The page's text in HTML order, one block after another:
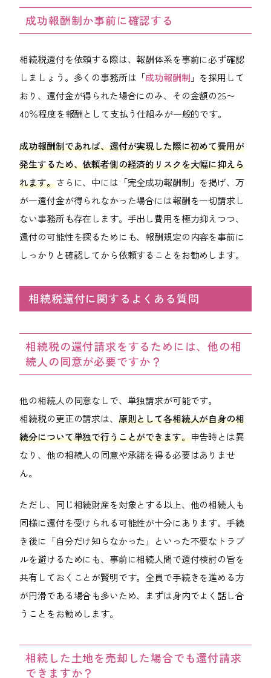
成功報酬制か事前に確認する
相続税還付を依頼する際は、報酬体系を事前に必ず確認
しましょう。多くの事務所は「成功報酬制 」を採用して
おり、還付金が得られた場合にのみ、その金額の25〜
40％程度を報酬として支払う仕組みが一般的です。
成功報酬制であれば、還付が実現した際に初めて費用が
発生するため、依頼者側の経済的リスクを大幅に抑えら
れます。さらに、中には「完全成功報酬制」を掲げ、万
が一還付金が得られなかった場合には報酬を一切請求し
ない事務所も存在します。手出し費用を極力抑えつつ、
還付の可能性を探るためにも、報酬規定の内容を事前に
しっかりと確認してから依頼することをお勧めします。
相続税還付に関するよくある質問
相続税の還付請求をするためには、他の相
続人の同意が必要ですか？
他の相続人の同意なしで、単独請求が可能です。
相続税の更正の請求は、 原則として各相続人が自身の相
続分について単独で行うことができます。申告時とは異
なり、他の相続人の同意や承諾を得る必要はありませ
ん。
ただし、同じ相続財産を対象とする以上、他の相続人も
同様に還付を受けられる可能性が十分にあります。手続
き後に「自分だけ知らなかった」といった不要なトラブ
ルを避けるためにも、事前に相続人間で還付検討の旨を
共有しておくことが賢明です。全員で手続きを進める方
が円滑である場合も多いため、まずは身内でよく話し合
うことをお勧めします。
相続した土地を売却した場合でも還付請求
できますか？